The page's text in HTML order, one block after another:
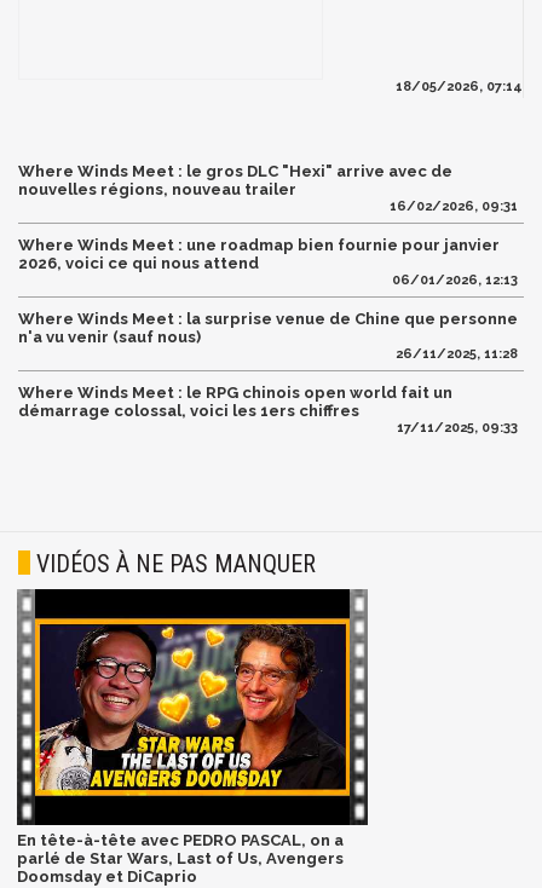
18/05/2026, 07:14
Where Winds Meet : le gros DLC "Hexi" arrive avec de
nouvelles régions, nouveau trailer
16/02/2026, 09:31
Where Winds Meet : une roadmap bien fournie pour janvier
2026, voici ce qui nous attend
06/01/2026, 12:13
Where Winds Meet : la surprise venue de Chine que personne
n'a vu venir (sauf nous)
26/11/2025, 11:28
Where Winds Meet : le RPG chinois open world fait un
démarrage colossal, voici les 1ers chiffres
17/11/2025, 09:33
VIDÉOS À NE PAS MANQUER
En tête-à-tête avec PEDRO PASCAL, on a
parlé de Star Wars, Last of Us, Avengers
Doomsday et DiCaprio